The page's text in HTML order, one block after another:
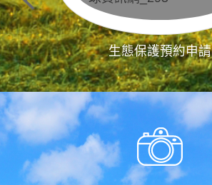
生態保護預約申請